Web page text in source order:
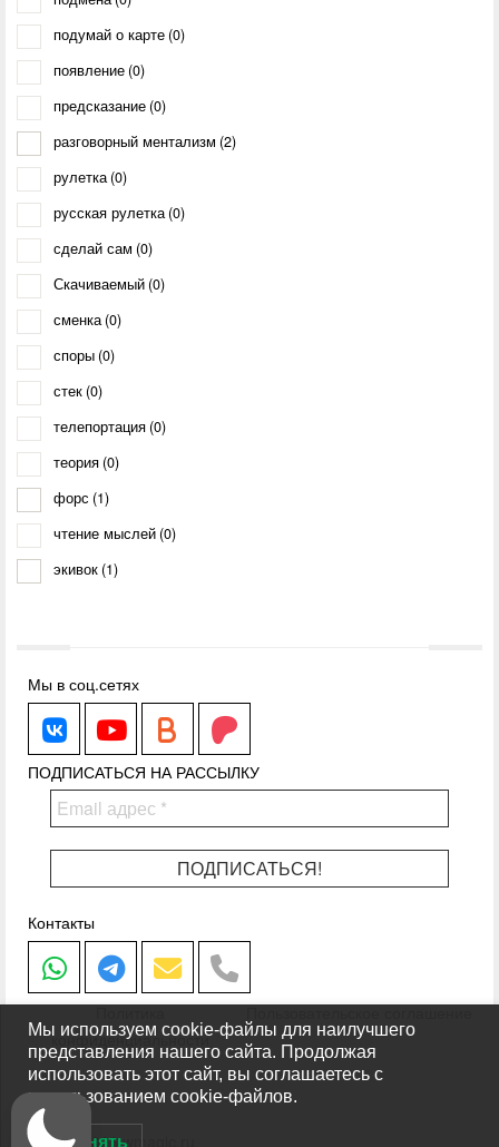
подумай о карте (0)
появление (0)
предсказание (0)
разговорный ментализм (2)
рулетка (0)
русская рулетка (0)
сделай сам (0)
Скачиваемый (0)
сменка (0)
споры (0)
стек (0)
телепортация (0)
теория (0)
форс (1)
чтение мыслей (0)
экивок (1)
Мы в соц.сетях
WhiteMagicWhiteMagicBoosty.to
ПОДПИСАТЬСЯ НА РАССЫЛКУ
Контакты
Написать в Whatsapp
Написать в Telegram
Написать на почту
конфиденциальности
© 2014 - 2026 wmagic.ru
Мы используем cookie-файлы для наилучшего
представления нашего сайта. Продолжая
использовать этот сайт, вы соглашаетесь с
использованием cookie-файлов.
Принять